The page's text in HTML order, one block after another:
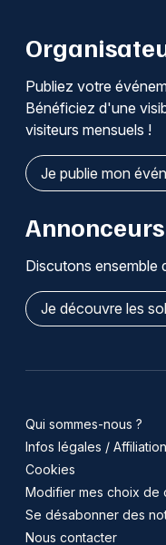
Publiez votre
Bénéficiez d'une
visiteurs mensuels !
Je publie mon
Annonceurs
Discutons ensemble
Je découvre les
Qui sommes-nous ?
Infos légales / Affiliation
Cookies
Modifier mes choix de
Se désabonner des
Nous contacter